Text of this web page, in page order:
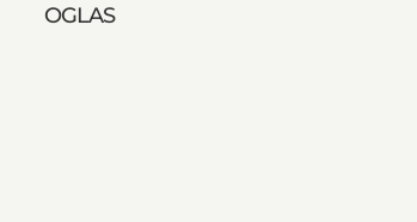
OGLAS